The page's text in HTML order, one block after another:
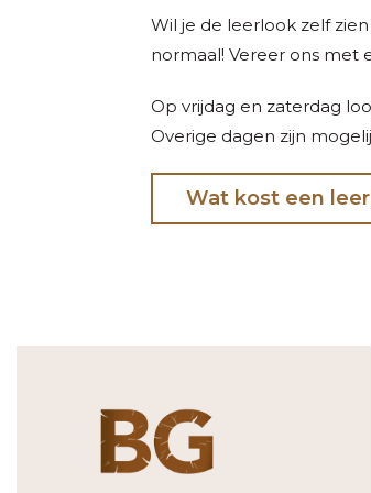
Wil je de leerlook zelf
normaal! Vereer ons met
Op vrijdag en zaterdag
Overige dagen zijn
Wat kost een